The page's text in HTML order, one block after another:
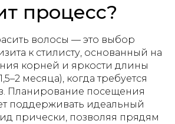
процесс?
волосы — это выбор
к стилисту, основанный на
корней и яркости длины
месяца), когда требуется
Планирование посещения
поддерживать идеальный
прически, позволяя прядям